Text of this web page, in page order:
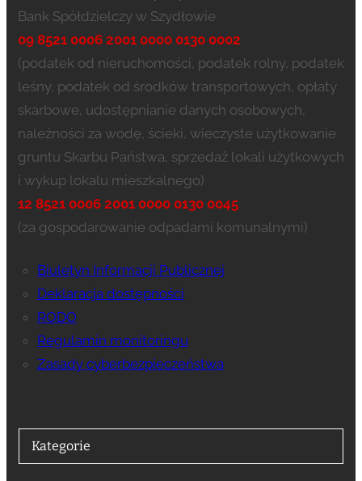
Bank Spółdzielczy w Szydłowie
09 8521 0006 2001 0000 0130 0002
(podatek od nieruchomości, podatek rolny, podatek
leśny, podatek od środków transportowych, opłaty
skarbowe, udostępnianie danych osobowych,
należności za wodę, ścieki, wieczyste użytkowanie
gruntu Skarbu Państwa, sprzedaż lokali użytkowych
i wykup lokalu mieszkalnego)
12 8521 0006 2001 0000 0130 0045
(za gospodarowanie odpadami komunalnymi)
Biuletyn Informacji Publicznej
Deklaracja dostępności
RODO
Regulamin monitoringu
Zasady cyberbezpieczeństwa
Kategorie